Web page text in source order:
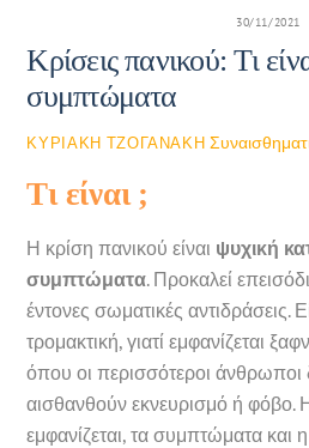
30/11/2021
Κρίσεις πανικού: Τι
συμπτώματα
ΚΥΡΙΑΚΉ ΤΖΟΓΑΝΆΚΗ
Τι είναι ;
Η κρίση πανικού είναι ψυχική
συμπτώματα. Προκαλεί
έντονες σωματικές αντιδράσεις.
τρομακτική, γιατί εμφανίζεται
όπου οι περισσότεροι άνθρωποι
αισθανθούν εκνευρισμό ή φόβο.
εμφανίζεται, τα συμπτώματα και